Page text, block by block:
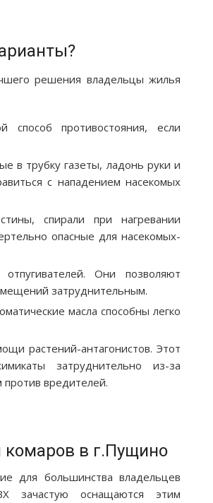
решения владельцы жилья
способ противостояния, если
в трубку газеты, ладонь руки и
с нападением насекомых
спирали при нагревании
опасные для насекомых-
Они позволяют
затруднительным.
масла способны легко
растений-антагонистов. Этот
затруднительно из-за
против вредителей.
комаров в г.Пущино
для большинства владельцев
зачастую оснащаются этим